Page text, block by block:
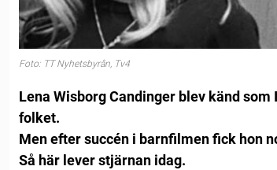
Foto: TT Nyhetsbyrån, Tv4
Lena Wisborg Candinger blev känd
folket.
Men efter succén i barnfilmen fick hon
Så här lever stjärnan idag.